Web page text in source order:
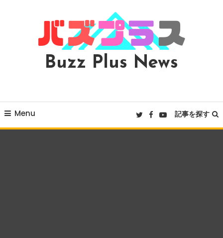
Buzz Plus News
Menu 記事を探す